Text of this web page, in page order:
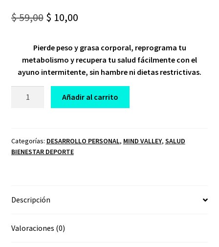
$59,00 Original
was:
$ 59,00.
$ 10,00Current
is:
$ 10,00.
Pierde peso y grasa corporal, reprograma tu
metabolismo y recupera tu salud fácilmente con el
ayuno intermitente, sin hambre ni dietas restrictivas.
AYUNO
MINDVALLEY
Añadir al carrito
Categorías: DESARROLLO PERSONAL, MIND VALLEY, SALUD
BIENESTAR DEPORTE
Descripción
Valoraciones (0)